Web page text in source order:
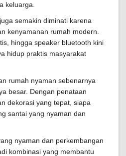
keluarga.
semakin diminati karena
kenyamanan rumah modern.
hingga speaker bluetooth kini
hidup praktis masyarakat
rumah nyaman sebenarnya
besar. Dengan penataan
dekorasi yang tepat, siapa
santai yang nyaman dan
nyaman dan perkembangan
kombinasi yang membantu